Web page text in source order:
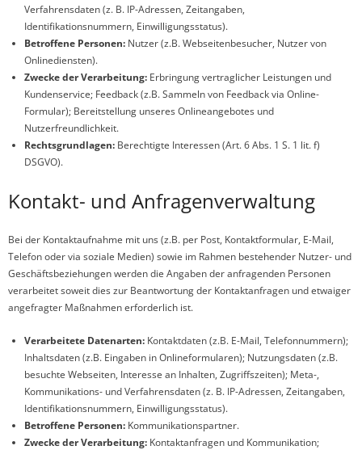
Verfahrensdaten (z. B. IP-Adressen, Zeitangaben,
Identifikationsnummern, Einwilligungsstatus).
Betroffene Personen: Nutzer (z.B. Webseitenbesucher, Nutzer von
Onlinediensten).
Zwecke der Verarbeitung: Erbringung vertraglicher Leistungen und
Kundenservice; Feedback (z.B. Sammeln von Feedback via Online-
Formular); Bereitstellung unseres Onlineangebotes und
Nutzerfreundlichkeit.
Rechtsgrundlagen: Berechtigte Interessen (Art. 6 Abs. 1 S. 1 lit. f)
DSGVO).
Kontakt- und Anfragenverwaltung
Bei der Kontaktaufnahme mit uns (z.B. per Post, Kontaktformular, E-Mail,
Telefon oder via soziale Medien) sowie im Rahmen bestehender Nutzer- und
Geschäftsbeziehungen werden die Angaben der anfragenden Personen
verarbeitet soweit dies zur Beantwortung der Kontaktanfragen und etwaiger
angefragter Maßnahmen erforderlich ist.
Verarbeitete Datenarten: Kontaktdaten (z.B. E-Mail, Telefonnummern);
Inhaltsdaten (z.B. Eingaben in Onlineformularen); Nutzungsdaten (z.B.
besuchte Webseiten, Interesse an Inhalten, Zugriffszeiten); Meta-,
Kommunikations- und Verfahrensdaten (z. B. IP-Adressen, Zeitangaben,
Identifikationsnummern, Einwilligungsstatus).
Betroffene Personen: Kommunikationspartner.
Zwecke der Verarbeitung: Kontaktanfragen und Kommunikation;